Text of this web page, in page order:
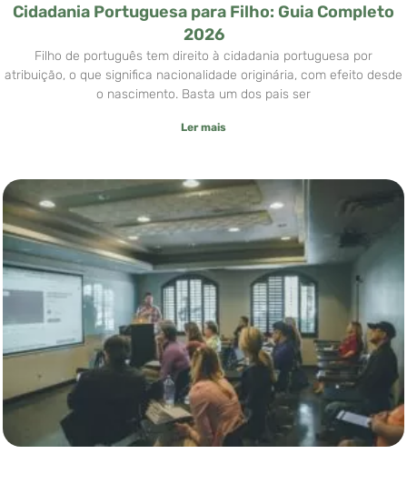
Cidadania Portuguesa para Filho: Guia Completo
2026
Filho de português tem direito à cidadania portuguesa por
atribuição, o que significa nacionalidade originária, com efeito desde
o nascimento. Basta um dos pais ser
Ler mais